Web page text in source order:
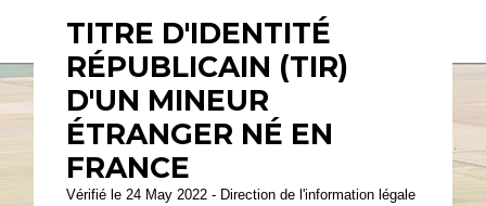
TITRE D'IDENTITÉ
RÉPUBLICAIN (TIR)
D'UN MINEUR
ÉTRANGER NÉ EN
FRANCE
Vérifié le 24 May 2022 - Direction de l'information légale